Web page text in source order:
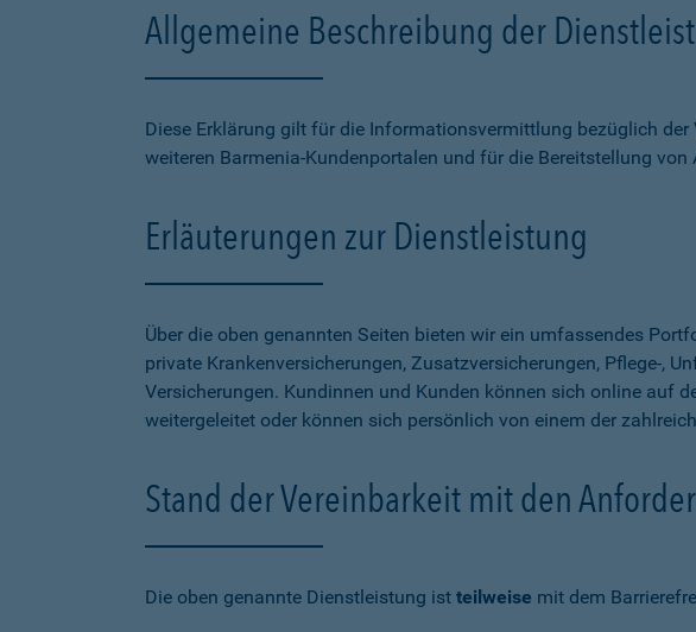
Allgemeine Beschreibung der
Diese Erklärung gilt für die Informationsvermittlung bezüglich
weiteren Barmenia-Kundenportalen und für die Bereitstellung
Erläuterungen zur Dienstleistung
Über die oben genannten Seiten bieten wir ein umfassendes
private Krankenversicherungen, Zusatzversicherungen, Pflege-,
Versicherungen. Kundinnen und Kunden können sich online auf
weitergeleitet oder können sich persönlich von einem der
Stand der Vereinbarkeit mit den
Die oben genannte Dienstleistung ist teilweise mit dem